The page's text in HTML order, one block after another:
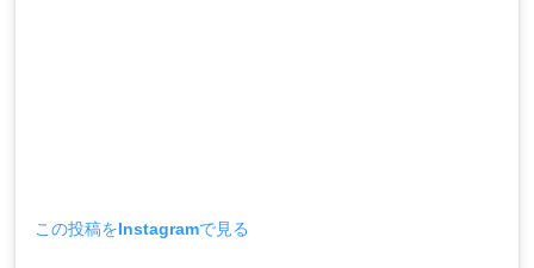
この投稿をInstagramで見る